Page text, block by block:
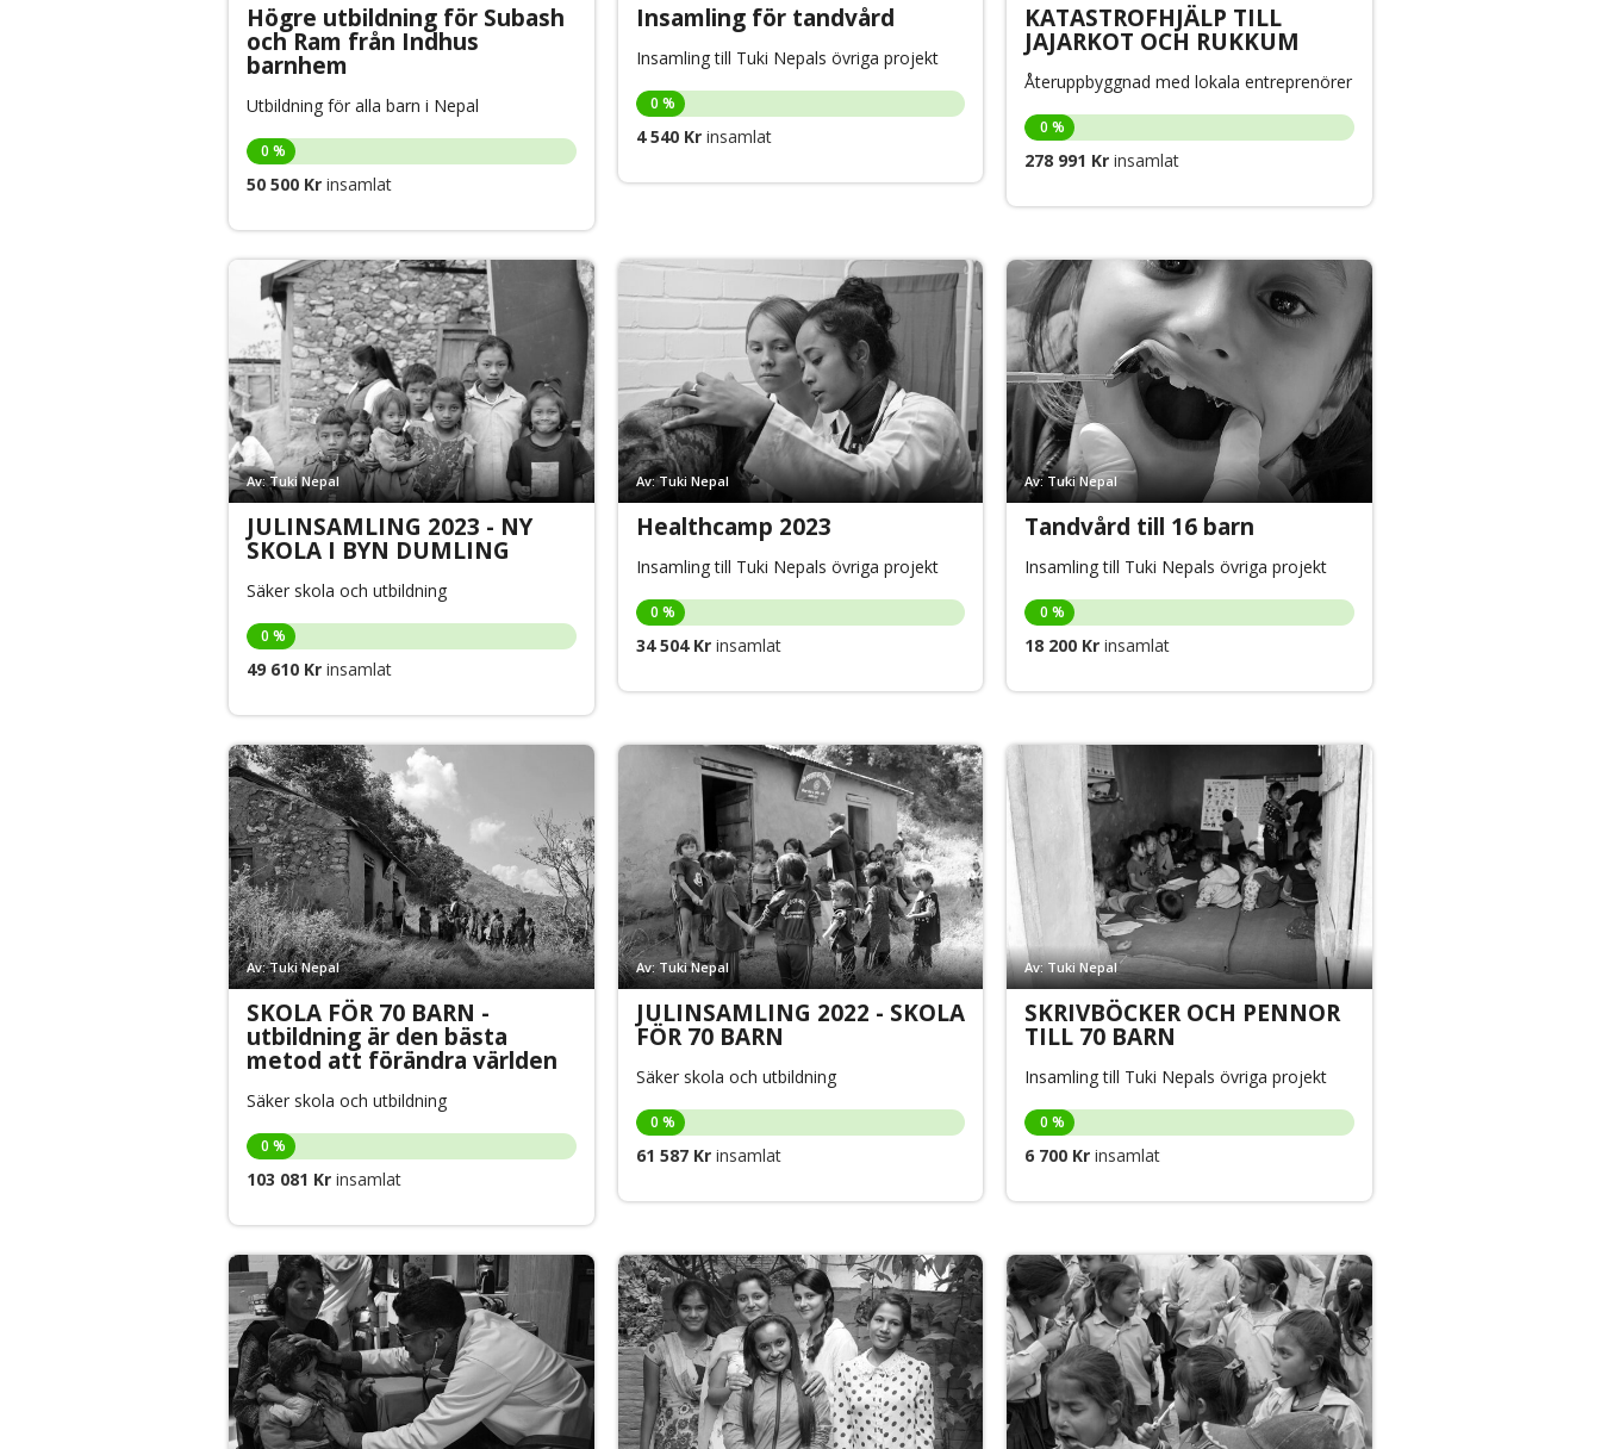
Högre utbildning för Subash
och Ram från Indhus
barnhem
Utbildning för alla barn i Nepal
0 %
50 500 Kr insamlat
Insamling för tandvård
Insamling till Tuki Nepals övriga projekt
0 %
4 540 Krinsamlat
KATASTROFHJÄLP TILL
JAJARKOT OCH RUKKUM
Återuppbyggnad med lokala entreprenörer
0 %
278 991 Kr insamlat
Av: Tuki Nepal
JULINSAMLING 2023 - NY
SKOLA I BYN DUMLING
Säker skola och utbildning
0 %
49 610 Kr insamlat
Av: Tuki Nepal
Healthcamp 2023
Insamling till Tuki Nepals övriga projekt
0 %
34 504 Krinsamlat
Av: Tuki Nepal
Tandvård till 16 barn
Insamling till Tuki Nepals övriga projekt
0 %
18 200 Kr insamlat
Av: Tuki Nepal
SKOLA FÖR 70 BARN -
utbildning är den bästa
metod att förändra världen
Säker skola och utbildning
0 %
103 081 Kr insamlat
Av: Tuki Nepal
JULINSAMLING 2022 - SKOLA
FÖR 70 BARN
Säker skola och utbildning
0 %
61 587 Krinsamlat
Av: Tuki Nepal
SKRIVBÖCKER OCH PENNOR
TILL 70 BARN
Insamling till Tuki Nepals övriga projekt
0 %
6 700 Kr insamlat